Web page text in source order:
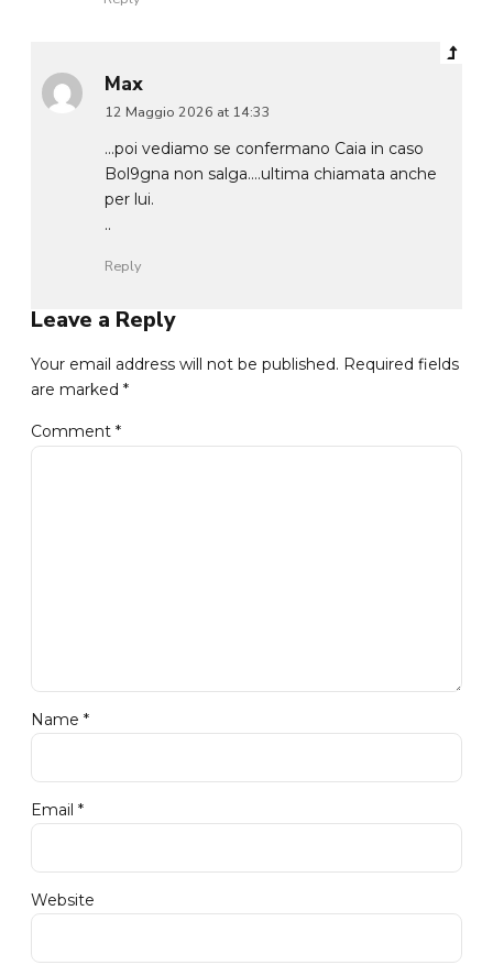
Max
12 Maggio 2026 at 14:33
…poi vediamo se confermano Caia in caso
Bol9gna non salga….ultima chiamata anche
per lui.
..
Reply
Leave a Reply
Your email address will not be published. Required fields
are marked *
Comment *
Name *
Email *
Website